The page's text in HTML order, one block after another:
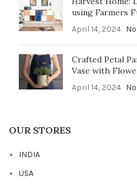
using Farmers
April 14, 2024
Crafted Petal
Vase with
April 14, 2024
OUR STORES
INDIA
USA